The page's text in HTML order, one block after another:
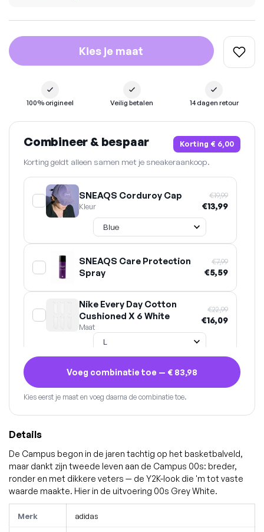
Kies je maat
100% origineel Veilig betalen 14 dagen retour
Combineer & bespaar Korting € 6,00
Korting geldt alleen samen met je sneakeraankoop.
SNEAQS Corduroy Cap
Kleur
€19,99
€13,99
SNEAQS Care Protection
Spray
€7,99
€5,59
Nike Every Day Cotton
Cushioned X 6 White
Maat
€22,99
€16,09
Voeg combinatie toe — € 83,98
Kies eerst je maat en voeg daarna de combinatie toe.
Details
De Campus begon in de jaren tachtig op het basketbalveld,
maar dankt zijn tweede leven aan de Campus 00s: breder,
ronder en met dikkere veters — de Y2K-look die 'm tot vaste
waarde maakte. Hier in de uitvoering 00s Grey White.
Merk adidas